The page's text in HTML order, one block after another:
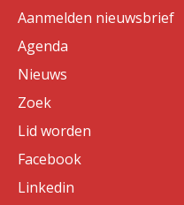
Aanmelden nieuwsbrief
Agenda
Nieuws
Zoek
Lid worden
Facebook
Linkedin